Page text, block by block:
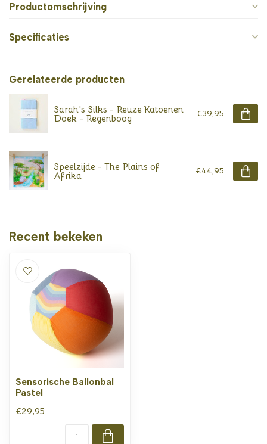
Productomschrijving
Specificaties
Gerelateerde producten
Sarah's Silks - Reuze Katoenen
Doek - Regenboog €39,95
Speelzijde - The Plains of
Afrika €44,95
Recent bekeken
Sensorische Ballonbal
Pastel
€29,95